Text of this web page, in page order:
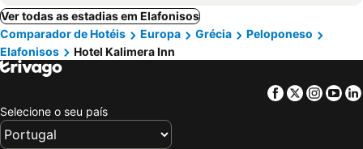
Ver todas as estadias em Elafonisos
Comparador de Hotéis
Europa Grécia
Peloponeso
Elafonisos
Hotel Kalimera Inn
Facebook
Twitter
Selecione o seu país